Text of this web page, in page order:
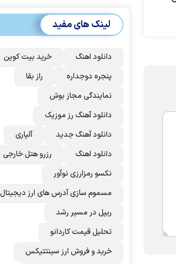
می‌شود؟!
لینک های مفید
دانلود اهنگ
خرید بیت کوین
پنجره دوجداره
راز بقا
نمایندگی مجاز بوش
دانلود آهنگ رز‌ موزیک
دانلود آهنگ جدید
آلپاری
دانلود اهنگ
رزرو هتل خارجی
نکسو رمزارزی نوآور
مسموم سازی آدرس های ارز دیجیتال
ریپل در مسیر رشد
تحلیل قیمت کاردانو
خرید و فروش ارز سینتتیکس